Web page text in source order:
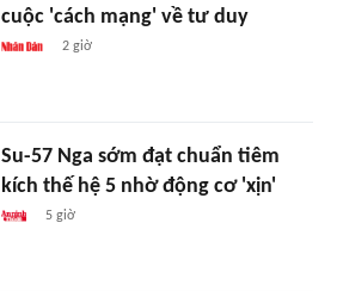
cuộc 'cách mạng' về tư duy
2 giờ
Su-57 Nga sớm đạt chuẩn tiêm
kích thế hệ 5 nhờ động cơ 'xịn'
5 giờ